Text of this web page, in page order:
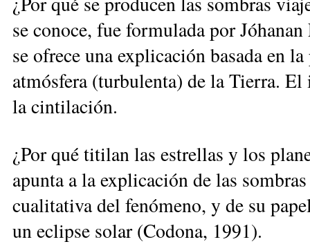
se conoce, fue formulada por
se ofrece una explicación basada en
atmósfera (turbulenta) de la Tierra.
la cintilación.
¿Por qué titilan las estrellas y los
apunta a la explicación de las
cualitativa del fenómeno, y de su
un eclipse solar (Codona, 1991).